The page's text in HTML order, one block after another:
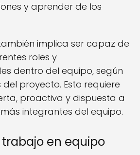
y aprender de los
implica ser capaz de
roles y
dentro del equipo, según
proyecto. Esto requiere
proactiva y dispuesta a
integrantes del equipo.
en equipo